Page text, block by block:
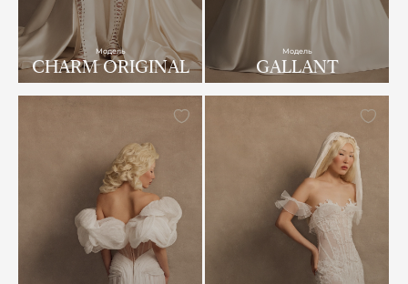
Модель
CHARM ORIGINAL
Модель
GALLANT